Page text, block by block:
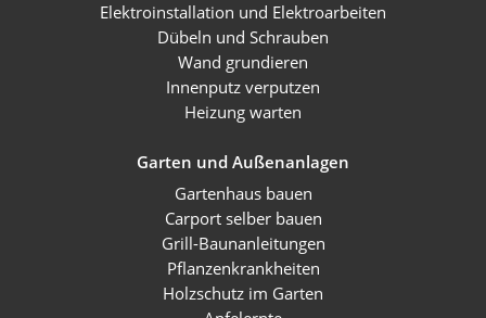
Elektroinstallation und Elektroarbeiten
Dübeln und Schrauben
Wand grundieren
Innenputz verputzen
Heizung warten
Garten und Außenanlagen
Gartenhaus bauen
Carport selber bauen
Grill-Baunanleitungen
Pflanzenkrankheiten
Holzschutz im Garten